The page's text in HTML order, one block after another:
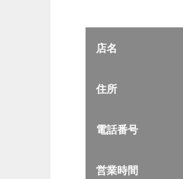
店名
住所
電話番号
営業時間